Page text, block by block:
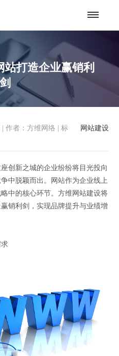
打造企业赢销利
网站建设
作者：方维网络
标
创新之城的企业纷纷将目光投向
中脱颖而出。网站作为企业线上
中的核心环节。方维网站建设将
销利剑，实现品牌提升与业绩增